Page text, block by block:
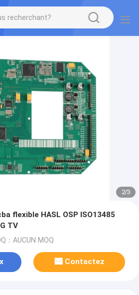
2/3
flexible HASL OSP ISO13485
TV
：AUCUN MOQ
Contactez